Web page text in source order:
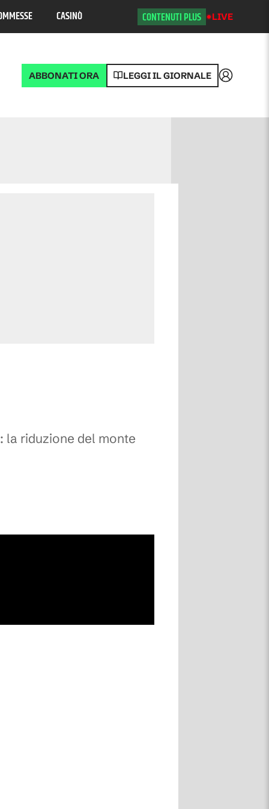
CASINÒ CONTENUTI PLUS LIVE
ABBONATI ORA LEGGI IL GIORNALE Accedi
la riduzione del monte